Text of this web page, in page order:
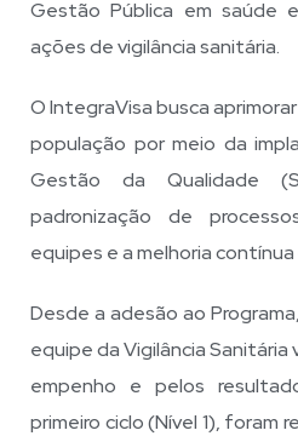
Gestão Pública em saúde
ações de vigilância sanitária.
O IntegraVisa busca
população por meio da
Gestão da Qualidade
padronização de
equipes e a melhoria
Desde a adesão ao
equipe da Vigilância
empenho e pelos
primeiro ciclo (Nível 1), foram